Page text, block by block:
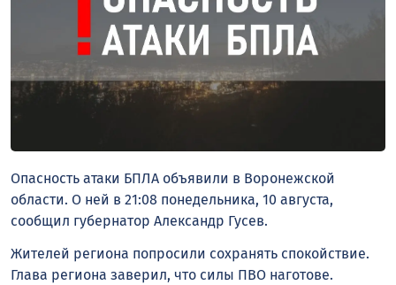
Опасность атаки БПЛА объявили в Воронежской
области. О ней в 21:08 понедельника, 10 августа,
сообщил губернатор Александр Гусев.
Жителей региона попросили сохранять спокойствие.
Глава региона заверил, что силы ПВО наготове.